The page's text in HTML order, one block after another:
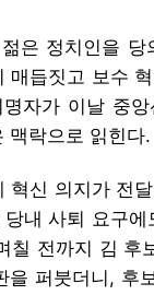
은 정치인을
매듭짓고 보수
자가 이날 중
맥락으로 읽힌다.
혁신 의지가 전
내 사퇴 요구
칠 전까지 김
을 퍼붓더니, 후